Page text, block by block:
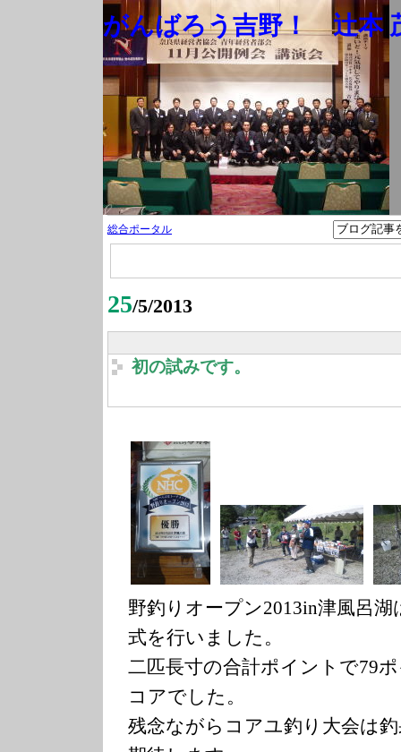
がんばろう吉野！ 辻本
総合ポータル
25/5/2013
初の試みです。
野釣りオープン2013in津風呂
式を行いました。
二匹長寸の合計ポイントで79
コアでした。
残念ながらコアユ釣り大会は